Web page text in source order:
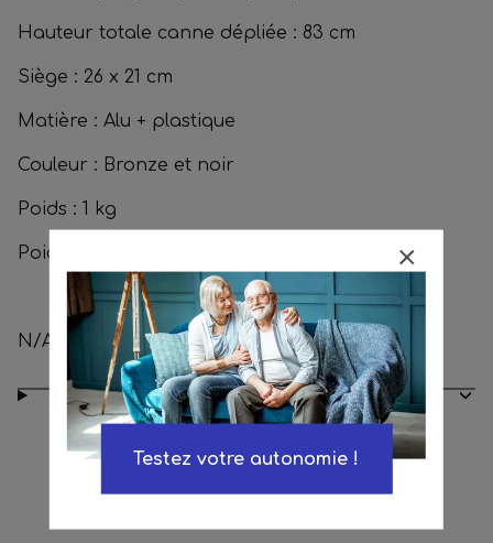
Hauteur totale canne dépliée : 83 cm
Siège : 26 x 21 cm
Matière : Alu + plastique
Couleur : Bronze et noir
Poids : 1 kg
Poids maxi supporté :
N/A
Conseils d’entretien
Testez votre autonomie !